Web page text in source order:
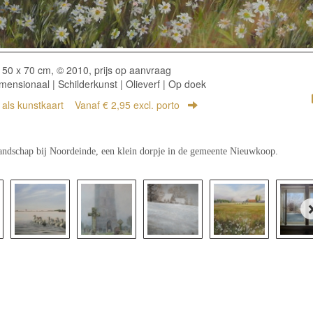
50 x 70 cm, © 2010, prijs op aanvraag
| Schilderkunst | Olieverf | Op doek
als kunstkaart Vanaf € 2,95 excl. porto
bij Noordeinde, een klein dorpje in de gemeente Nieuwkoop.